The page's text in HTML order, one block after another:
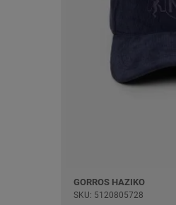
GORROS HAZIKO
SKU: 5120805728